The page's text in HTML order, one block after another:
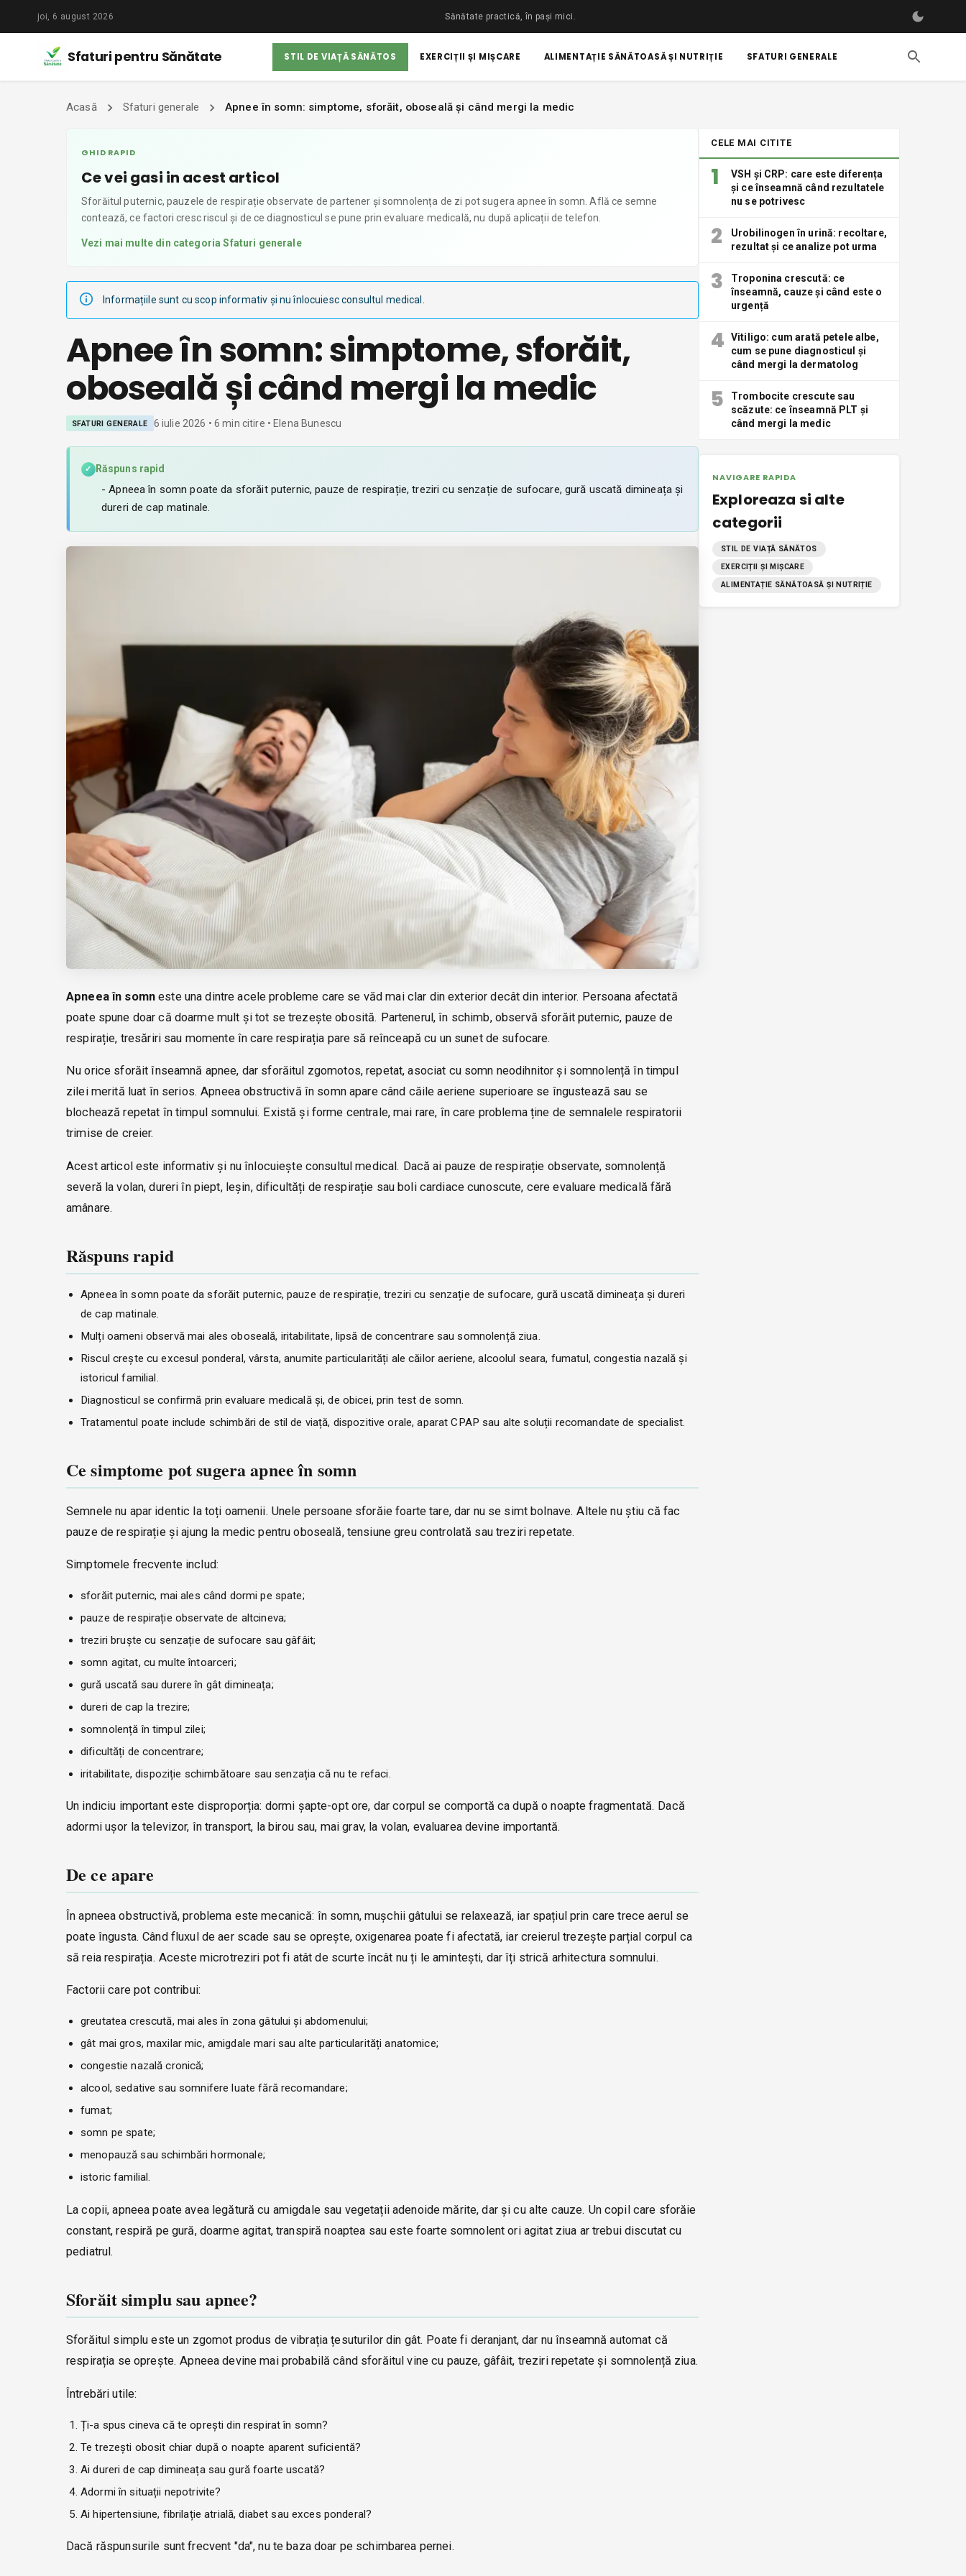
joi, 6 august 2026 Sănătate practică, în pași mici.
Sfaturi pentru Sănătate STIL DE VIAȚĂ SĂNĂTOS EXERCIȚII ȘI MIȘCARE ALIMENTAȚIE SĂNĂTOASĂ ȘI NUTRIȚIE SFATURI GENERALE
Acasă Sfaturi generale Apnee în somn: simptome, sforăit, oboseală și când mergi la medic
GHID RAPID
Ce vei gasi in acest articol
Sforăitul puternic, pauzele de respirație observate de partener și somnolența de zi pot sugera apnee în somn. Află ce semne
contează, ce factori cresc riscul și de ce diagnosticul se pune prin evaluare medicală, nu după aplicații de telefon.
Vezi mai multe din categoriaSfaturi generale
Informațiile sunt cu scop informativ și nu înlocuiesc consultul medical.
Apnee în somn: simptome, sforăit,
oboseală și când mergi la medic
SFATURI GENERALE 6 iulie 2026 • 6 min citire • Elena Bunescu
✓ Răspuns rapid
- Apneea în somn poate da sforăit puternic, pauze de respirație, treziri cu senzație de sufocare, gură uscată dimineața și
dureri de cap matinale.
Apneea în somn este una dintre acele probleme care se văd mai clar din exterior decât din interior. Persoana afectată
poate spune doar că doarme mult și tot se trezește obosită. Partenerul, în schimb, observă sforăit puternic, pauze de
respirație, tresăriri sau momente în care respirația pare să reînceapă cu un sunet de sufocare.
Nu orice sforăit înseamnă apnee, dar sforăitul zgomotos, repetat, asociat cu somn neodihnitor și somnolență în timpul
zilei merită luat în serios. Apneea obstructivă în somn apare când căile aeriene superioare se îngustează sau se
blochează repetat în timpul somnului. Există și forme centrale, mai rare, în care problema ține de semnalele respiratorii
trimise de creier.
Acest articol este informativ și nu înlocuiește consultul medical. Dacă ai pauze de respirație observate, somnolență
severă la volan, dureri în piept, leșin, dificultăți de respirație sau boli cardiace cunoscute, cere evaluare medicală fără
amânare.
Răspuns rapid
Apneea în somn poate da sforăit puternic, pauze de respirație, treziri cu senzație de sufocare, gură uscată dimineața și dureri
de cap matinale.
Mulți oameni observă mai ales oboseală, iritabilitate, lipsă de concentrare sau somnolență ziua.
Riscul crește cu excesul ponderal, vârsta, anumite particularități ale căilor aeriene, alcoolul seara, fumatul, congestia nazală și
istoricul familial.
Diagnosticul se confirmă prin evaluare medicală și, de obicei, prin test de somn.
Tratamentul poate include schimbări de stil de viață, dispozitive orale, aparat CPAP sau alte soluții recomandate de specialist.
Ce simptome pot sugera apnee în somn
Semnele nu apar identic la toți oamenii. Unele persoane sforăie foarte tare, dar nu se simt bolnave. Altele nu știu că fac
pauze de respirație și ajung la medic pentru oboseală, tensiune greu controlată sau treziri repetate.
Simptomele frecvente includ:
sforăit puternic, mai ales când dormi pe spate;
pauze de respirație observate de altcineva;
treziri bruște cu senzație de sufocare sau gâfâit;
somn agitat, cu multe întoarceri;
gură uscată sau durere în gât dimineața;
dureri de cap la trezire;
somnolență în timpul zilei;
dificultăți de concentrare;
iritabilitate, dispoziție schimbătoare sau senzația că nu te refaci.
Un indiciu important este disproporția: dormi șapte-opt ore, dar corpul se comportă ca după o noapte fragmentată. Dacă
adormi ușor la televizor, în transport, la birou sau, mai grav, la volan, evaluarea devine importantă.
De ce apare
În apneea obstructivă, problema este mecanică: în somn, mușchii gâtului se relaxează, iar spațiul prin care trece aerul se
poate îngusta. Când fluxul de aer scade sau se oprește, oxigenarea poate fi afectată, iar creierul trezește parțial corpul ca
să reia respirația. Aceste microtreziri pot fi atât de scurte încât nu ți le amintești, dar îți strică arhitectura somnului.
Factorii care pot contribui:
greutatea crescută, mai ales în zona gâtului și abdomenului;
gât mai gros, maxilar mic, amigdale mari sau alte particularități anatomice;
congestie nazală cronică;
alcool, sedative sau somnifere luate fără recomandare;
fumat;
somn pe spate;
menopauză sau schimbări hormonale;
istoric familial.
La copii, apneea poate avea legătură cu amigdale sau vegetații adenoide mărite, dar și cu alte cauze. Un copil care sforăie
constant, respiră pe gură, doarme agitat, transpiră noaptea sau este foarte somnolent ori agitat ziua ar trebui discutat cu
pediatrul.
Sforăit simplu sau apnee?
Sforăitul simplu este un zgomot produs de vibrația țesuturilor din gât. Poate fi deranjant, dar nu înseamnă automat că
respirația se oprește. Apneea devine mai probabilă când sforăitul vine cu pauze, gâfâit, treziri repetate și somnolență ziua.
Întrebări utile:
Ți-a spus cineva că te oprești din respirat în somn?
Te trezești obosit chiar după o noapte aparent suficientă?
Ai dureri de cap dimineața sau gură foarte uscată?
Adormi în situații nepotrivite?
Ai hipertensiune, fibrilație atrială, diabet sau exces ponderal?
Dacă răspunsurile sunt frecvent "da", nu te baza doar pe schimbarea pernei.
CELE MAI CITITE
1
VSH și CRP: care este diferența
și ce înseamnă când rezultatele
nu se potrivesc
2
Urobilinogen în urină: recoltare,
rezultat și ce analize pot urma
3
Troponina crescută: ce
înseamnă, cauze și când este o
urgență
4
Vitiligo: cum arată petele albe,
cum se pune diagnosticul și
când mergi la dermatolog
5
Trombocite crescute sau
scăzute: ce înseamnă PLT și
când mergi la medic
NAVIGARE RAPIDA
Exploreaza si alte
categorii
STIL DE VIAȚĂ SĂNĂTOS
EXERCIȚII ȘI MIȘCARE
ALIMENTAȚIE SĂNĂTOASĂ ȘI NUTRIȚIE